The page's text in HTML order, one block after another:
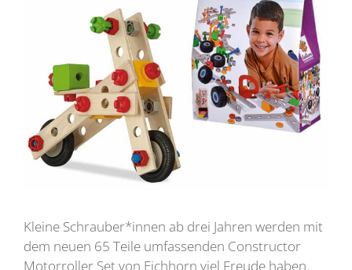
Kleine Schrauber*innen ab drei Jahren werden mit
dem neuen 65 Teile umfassenden Constructor
Motorroller Set von Eichhorn viel Freude haben.